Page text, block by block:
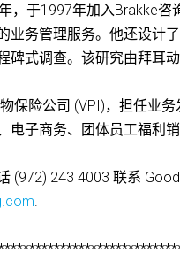
，于1997年加入Brakke
业务管理服务。他还设计
碑式调查。该研究由拜耳
保险公司 (VPI)，担任业
电子商务、团体员工福利
(972) 243 4003 联系
.